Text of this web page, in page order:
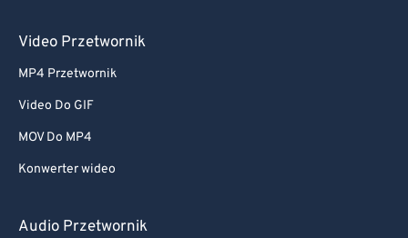
Video Przetwornik
MP4 Przetwornik
Video Do GIF
MOV Do MP4
Konwerter wideo
Audio Przetwornik